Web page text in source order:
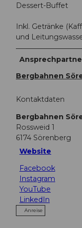
Dessert-Buffet
Inkl. Getränke
und
Bergbahnen
Kontaktdaten
Bergbahnen
Rossweid 1
6174 Sörenberg
Website
Facebook
Instagram
YouTube
LinkedIn
Anreise